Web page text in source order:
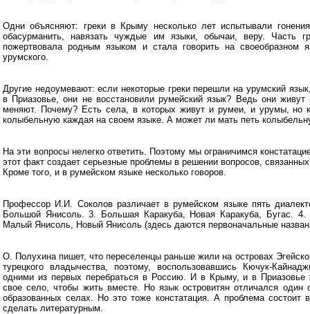
Одни объясняют: греки в Крыму несколько лет испытывали
обасурманить, навязать чуждые им языки, обычаи, веру. Часть
пожертвовала родным языком и стала говорить на своеобразном
урумского.
Другие недоумевают: если некоторые греки перешли на урумский
в Приазовье, они не восстановили румейский язык? Ведь они
меняют. Почему? Есть села, в которых живут и румеи, и урумы, но
колыбельную каждая на своем языке. А может ли мать петь
На эти вопросы нелегко ответить. Поэтому мы ограничимся
этот факт создает серьезные проблемы в решении вопросов,
Кроме того, и в румейском языке несколько говоров.
Профессор И.И. Соколов различает в румейском языке пять
Большой Янисоль. 3. Большая Каракуба, Новая Каракуба, Бугас.
Малый Янисоль, Новый Янисоль (здесь даются первоначальные
О. Полухина пишет, что переселенцы раньше жили на островах
турецкого владычества, поэтому, воспользовавшись Кючук-
одними из первых перебраться в Россию. И в Крыму, и в Приазовье
свое село, чтобы жить вместе. Но язык островитян отличался
образованных селах. Но это тоже констатация. А проблема состоит
сделать литературным.